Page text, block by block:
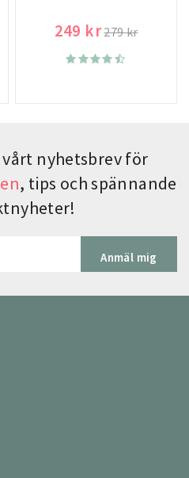
249 kr279 kr
nyhetsbrev för
, tips och spännande
Anmäl mig